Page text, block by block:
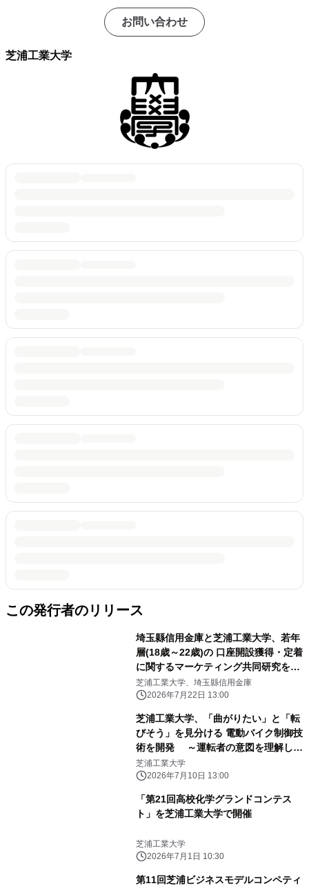
お問い合わせ
芝浦工業大学
この発行者のリリース
埼玉縣信用金庫と芝浦工業大学、若年
層(18歳～22歳)の 口座開設獲得・定着
に関するマーケティング共同研究を開
始
芝浦工業大学、埼玉縣信用金庫
2026年7月22日 13:00
芝浦工業大学、「曲がりたい」と「転
びそう」を見分ける 電動バイク制御技
術を開発 ～運転者の意図を理解し、
必要なときだけ転倒防止を支援～
芝浦工業大学
2026年7月10日 13:00
「第21回高校化学グランドコンテス
ト」を芝浦工業大学で開催
芝浦工業大学
2026年7月1日 10:30
第11回芝浦ビジネスモデルコンペティ